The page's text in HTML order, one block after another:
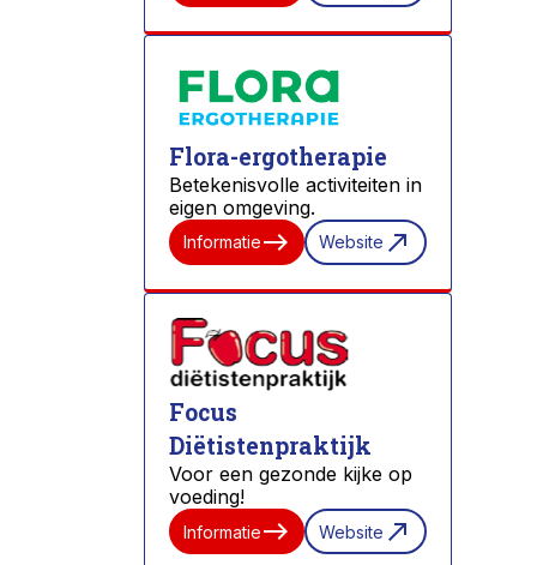
Flora-ergotherapie
Betekenisvolle activiteiten in
eigen omgeving.
Informatieeast Website north_east
Focus
Diëtistenpraktijk
Voor een gezonde kijke op
voeding!
Informatieeast Website north_east